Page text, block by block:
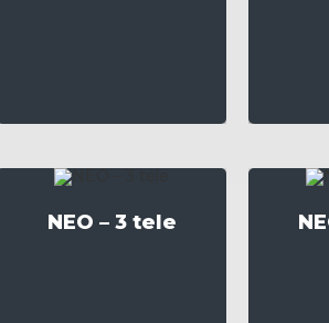
NEO – 3 tele